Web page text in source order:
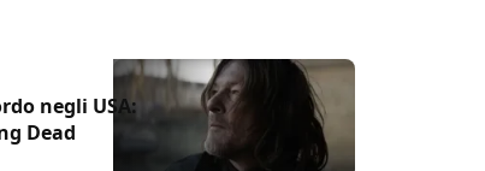
negli USA:
Dead